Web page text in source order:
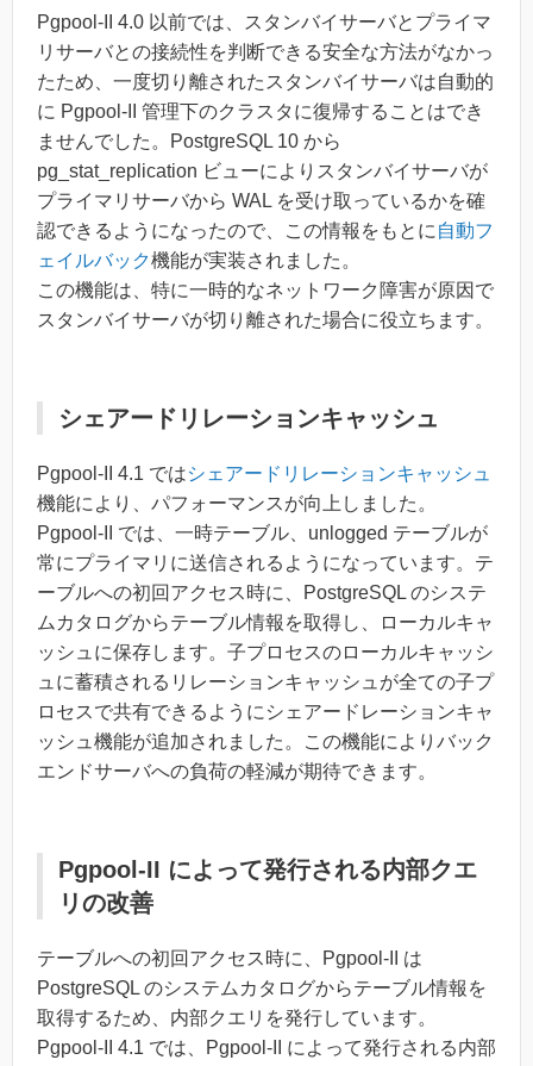
Pgpool-II 4.0 以前では、スタンバイサーバとプライマ
リサーバとの接続性を判断できる安全な方法がなかっ
たため、一度切り離されたスタンバイサーバは自動的
に Pgpool-II 管理下のクラスタに復帰することはでき
ませんでした。PostgreSQL 10 から
pg_stat_replication ビューによりスタンバイサーバが
プライマリサーバから WAL を受け取っているかを確
認できるようになったので、この情報をもとに 自動フ
ェイルバック機能が実装されました。
この機能は、特に一時的なネットワーク障害が原因で
スタンバイサーバが切り離された場合に役立ちます。
シェアードリレーションキャッシュ
Pgpool-II 4.1 ではシェアードリレーションキャッシュ
機能により、パフォーマンスが向上しました。
Pgpool-II では、一時テーブル、unlogged テーブルが
常にプライマリに送信されるようになっています。テ
ーブルへの初回アクセス時に、PostgreSQL のシステ
ムカタログからテーブル情報を取得し、ローカルキャ
ッシュに保存します。子プロセスのローカルキャッシ
ュに蓄積されるリレーションキャッシュが全ての子プ
ロセスで共有できるようにシェアードレーションキャ
ッシュ機能が追加されました。この機能によりバック
エンドサーバへの負荷の軽減が期待できます。
Pgpool-II によって発行される内部クエ
リの改善
テーブルへの初回アクセス時に、Pgpool-II は
PostgreSQL のシステムカタログからテーブル情報を
取得するため、内部クエリを発行しています。
Pgpool-II 4.1 では、Pgpool-II によって発行される内部